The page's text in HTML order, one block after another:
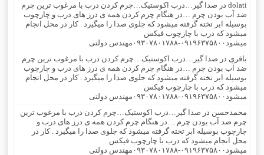
dolati در صدا گیر…درب اکوستیک…چرم کردن درب با مرغوب ترین چرم
ضد آب بودن چرم …در هنگام چرم کردن همه ی درز های درب و چارچوب
بوسیله ابر تخته گرفته میشود که جلوی صدا را میگیرد . کار در محل انجام
میشود که درب با چارچوب فیکس
میشود۰۹۱۹۶۳۷۵۸۰۰-۰۹۳۰۷۸۰۱۷۸۸مهندس دولتی
باقری در صدا گیر…درب اکوستیک…چرم کردن درب با مرغوب ترین چرم
ضد آب بودن چرم …در هنگام چرم کردن همه ی درز های درب و چارچوب
بوسیله ابر تخته گرفته میشود که جلوی صدا را میگیرد . کار در محل انجام
میشود که درب با چارچوب فیکس
میشود۰۹۱۹۶۳۷۵۸۰۰-۰۹۳۰۷۸۰۱۷۸۸مهندس دولتی
محمدحسن در صدا گیر…درب اکوستیک…چرم کردن درب با مرغوب ترین
چرم ضد آب بودن چرم …در هنگام چرم کردن همه ی درز های درب و
چارچوب بوسیله ابر تخته گرفته میشود که جلوی صدا را میگیرد . کار در
محل انجام میشود که درب با چارچوب فیکس
میشود۰۹۱۹۶۳۷۵۸۰۰-۰۹۳۰۷۸۰۱۷۸۸مهندس دولتی